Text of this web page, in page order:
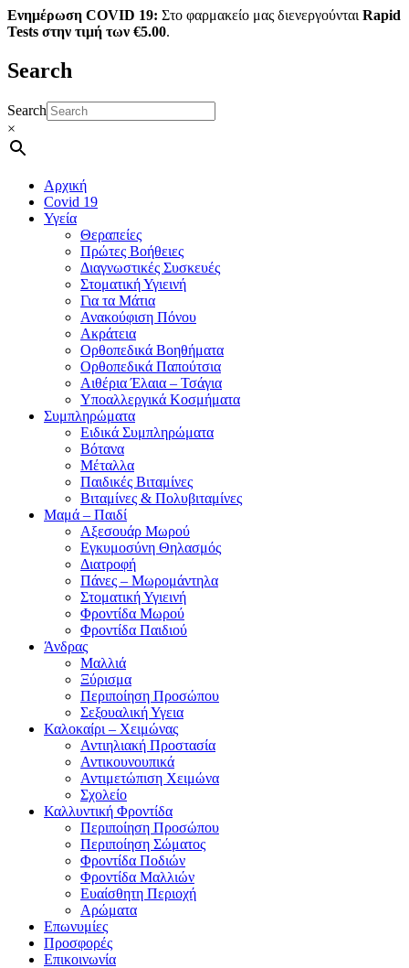
Ενημέρωση COVID 19: Στο φαρμακείο μας διενεργούνται Rapid
Tests στην τιμή των €5.00.
Search
Search
×
Αρχική
Covid 19
Υγεία
Θεραπείες
Πρώτες Βοήθειες
Διαγνωστικές Συσκευές
Στοματική Υγιεινή
Για τα Μάτια
Ανακούφιση Πόνου
Ακράτεια
Ορθοπεδικά Βοηθήματα
Ορθοπεδικά Παπούτσια
Αιθέρια Έλαια – Τσάγια
Υποαλλεργικά Κοσμήματα
Συμπληρώματα
Ειδικά Συμπληρώματα
Βότανα
Μέταλλα
Παιδικές Βιταμίνες
Βιταμίνες & Πολυβιταμίνες
Μαμά – Παιδί
Αξεσουάρ Μωρού
Εγκυμοσύνη Θηλασμός
Διατροφή
Πάνες – Μωρομάντηλα
Στοματική Υγιεινή
Φροντίδα Μωρού
Φροντίδα Παιδιού
Άνδρας
Μαλλιά
Ξύρισμα
Περιποίηση Προσώπου
Σεξουαλική Υγεια
Καλοκαίρι – Χειμώνας
Αντιηλιακή Προστασία
Αντικουνουπικά
Αντιμετώπιση Χειμώνα
Σχολείο
Καλλυντική Φροντίδα
Περιποίηση Προσώπου
Περιποίηση Σώματος
Φροντίδα Ποδιών
Φροντίδα Μαλλιών
Ευαίσθητη Περιοχή
Αρώματα
Επωνυμίες
Προσφορές
Επικοινωνία